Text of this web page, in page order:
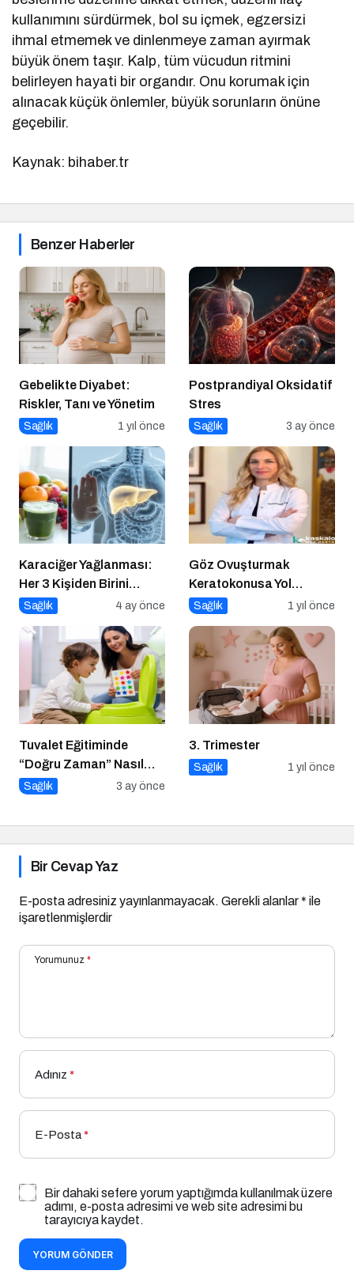
kullanımını sürdürmek, bol su içmek, egzersizi
ihmal etmemek ve dinlenmeye zaman ayırmak
büyük önem taşır. Kalp, tüm vücudun ritmini
belirleyen hayati bir organdır. Onu korumak için
alınacak küçük önlemler, büyük sorunların önüne
geçebilir.
Kaynak: bihaber.tr
Benzer Haberler
Gebelikte Diyabet:
Riskler, Tanı ve Yönetim
Sağlık 1 yıl önce
Postprandiyal Oksidatif
Stres
Sağlık 3 ay önce
Karaciğer Yağlanması:
Her 3 Kişiden Birini
Tehdit Eden “Sessiz”
Sağlık 4 ay önce
Göz Ovuşturmak
Keratokonusa Yol
Açabilir
Sağlık 1 yıl önce
Tuvalet Eğitiminde
“Doğru Zaman” Nasıl
Anlaşılır?
Sağlık 3 ay önce
3. Trimester
Sağlık 1 yıl önce
Bir Cevap Yaz
E-posta adresiniz yayınlanmayacak. Gerekli alanlar* ile
işaretlenmişlerdir
Yorumunuz *
Adınız *
E-Posta*
Bir dahaki sefere yorum yaptığımda kullanılmak üzere
adımı, e-posta adresimi ve web site adresimi bu
tarayıcıya kaydet.
YORUM GÖNDER